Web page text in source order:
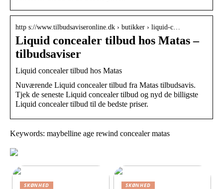
http s://www.tilbudsaviseronline.dk › butikker › liquid-c…
Liquid concealer tilbud hos Matas –
tilbudsaviser
Liquid concealer tilbud hos Matas
Nuværende Liquid concealer tilbud fra Matas tilbudsavis.
Tjek de seneste Liquid concealer tilbud og nyd de billigste
Liquid concealer tilbud til de bedste priser.
Keywords: maybelline age rewind concealer matas
SKØNHED SKØNHED